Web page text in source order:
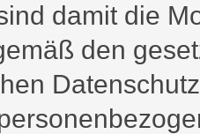
damit die
den